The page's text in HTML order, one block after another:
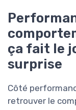
ça fait le
surprise
Côté
retrouver le